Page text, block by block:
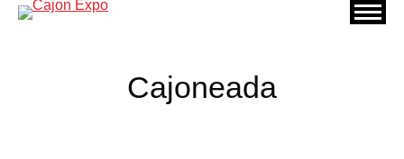
Cajoneada